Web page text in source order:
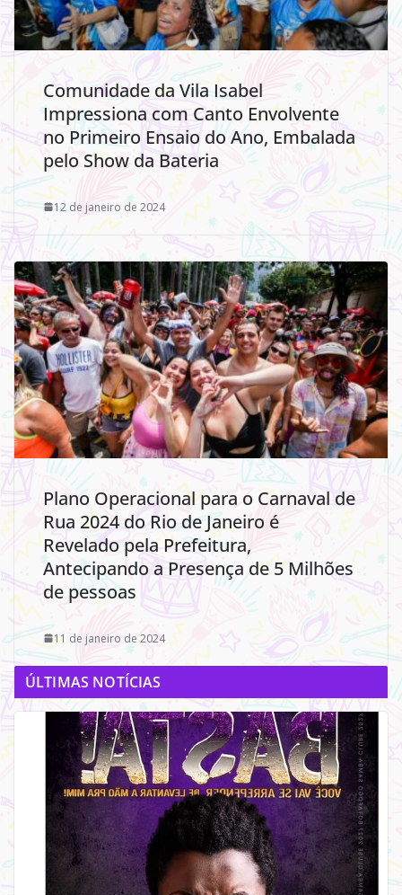
Comunidade da Vila Isabel
Impressiona com Canto Envolvente
no Primeiro Ensaio do Ano, Embalada
pelo Show da Bateria
12 de janeiro de 2024
Plano Operacional para o Carnaval de
Rua 2024 do Rio de Janeiro é
Revelado pela Prefeitura,
Antecipando a Presença de 5 Milhões
de pessoas
11 de janeiro de 2024
ÚLTIMAS NOTÍCIAS